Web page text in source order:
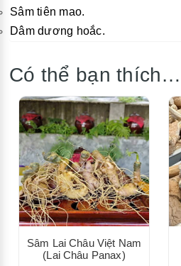
Sâm tiên mao.
Dâm dương hoắc.
Có thể bạn thích…
Sâm Lai Châu Việt Nam
(Lai Châu Panax)